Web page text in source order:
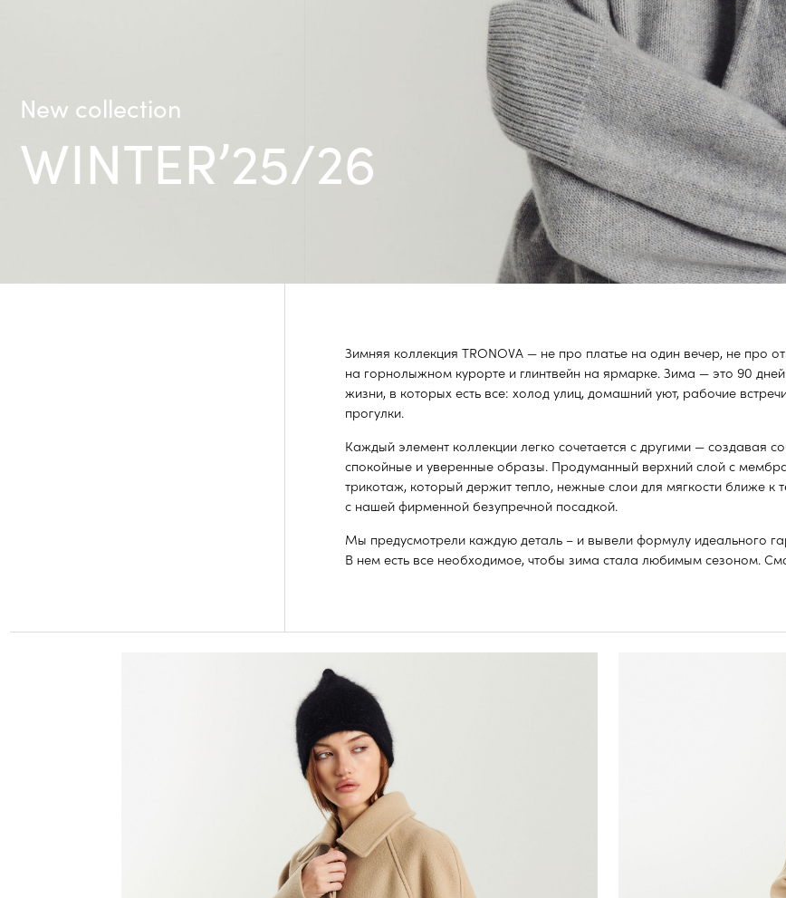
WINTER’25/26
Зимняя коллекция TRONOVA — не про платье на один вечер, не про отпуск
Каждый элемент коллекции легко сочетается с другими — создавая собранные,
спокойные и уверенные образы. Продуманный верхний слой с мембраной и шерстью,
трикотаж, который держит тепло, нежные слои для мягкости ближе к телу и брюки
с нашей фирменной безупречной посадкой.
Мы предусмотрели каждую деталь – и вывели формулу идеального гардероба.
В нем есть все необходимое, чтобы зима стала любимым сезоном. Смотрим!
ЗАРЕГИСТРИРОВАТЬСЯ
ПРОДОЛЖИТЬ ПОКУПКИ